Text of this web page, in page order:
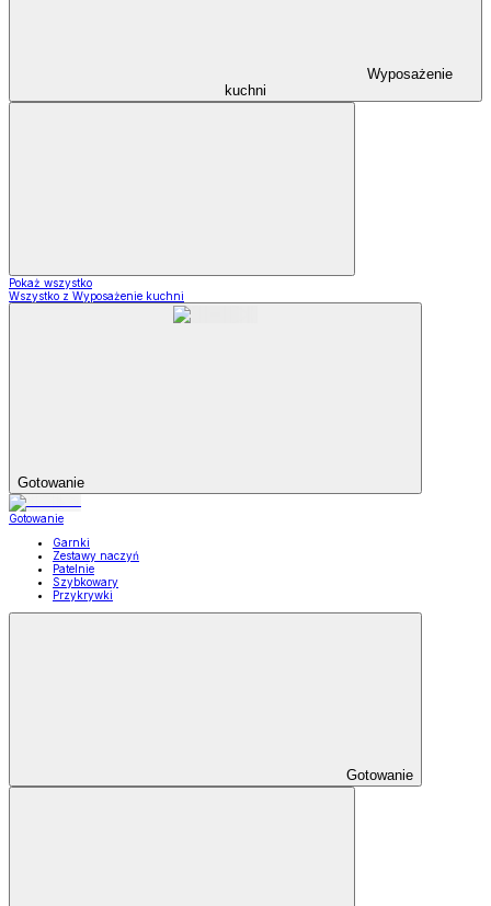
Wyposażenie
kuchni
Pokaż wszystko
Wszystko z Wyposażenie kuchni
Gotowanie
Gotowanie
Garnki
Zestawy naczyń
Patelnie
Szybkowary
Przykrywki
Gotowanie